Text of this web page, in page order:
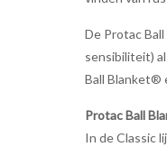
De Protac
sensibiliteit)
Ball Blanket®
Protac Ball
In de Classic